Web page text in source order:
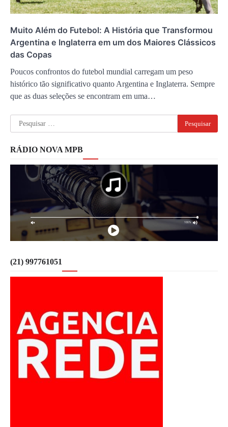
Muito Além do Futebol: A História que Transformou
Argentina e Inglaterra em um dos Maiores Clássicos
das Copas
Poucos confrontos do futebol mundial carregam um peso
histórico tão significativo quanto Argentina e Inglaterra. Sempre
que as duas seleções se encontram em uma…
Pesquisar
por:
RÁDIO NOVA MPB
(21) 997761051